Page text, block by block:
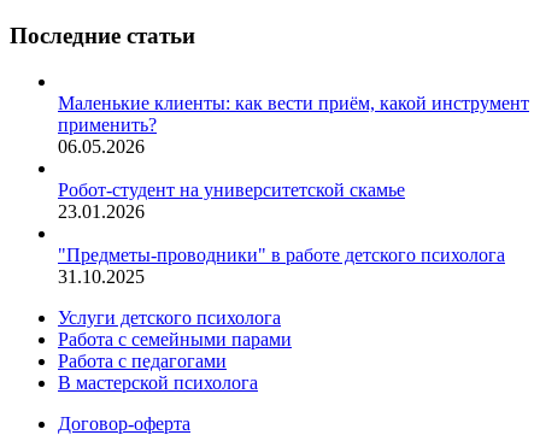
Последние статьи
Маленькие клиенты: как вести приём, какой инструмент
применить?
06.05.2026
Робот-студент на университетской скамье
23.01.2026
"Предметы-проводники" в работе детского психолога
31.10.2025
Услуги детского психолога
Работа с семейными парами
Работа с педагогами
В мастерской психолога
Договор-оферта